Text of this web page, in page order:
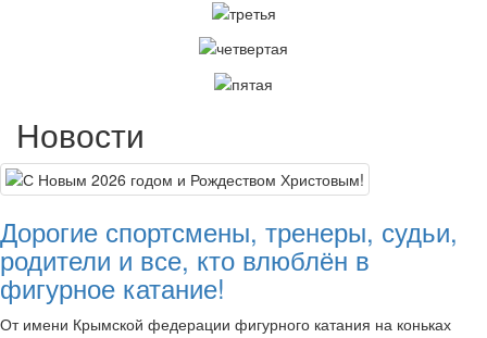
Новости
Дорогие спортсмены, тренеры, судьи,
родители и все, кто влюблён в
фигурное катание!
От имени Крымской федерации фигурного катания на коньках